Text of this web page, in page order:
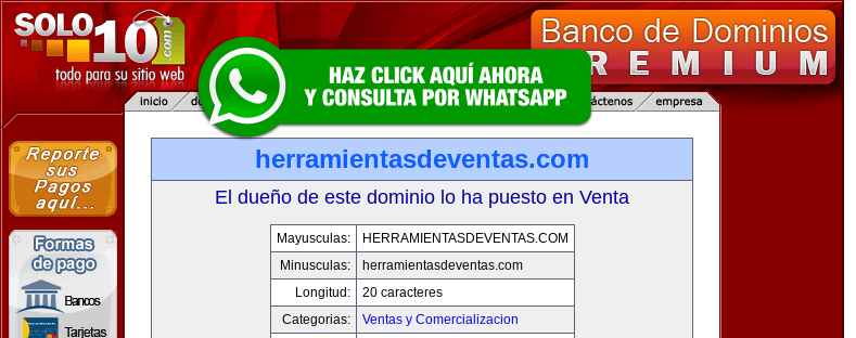
herramientasdeventas.com
El dueño de este dominio lo ha puesto en Venta
Mayusculas:
HERRAMIENTASDEVENTAS.COM
Minusculas:
herramientasdeventas.com
Longitud:
20 caracteres
Categorias:
Ventas y Comercializacion